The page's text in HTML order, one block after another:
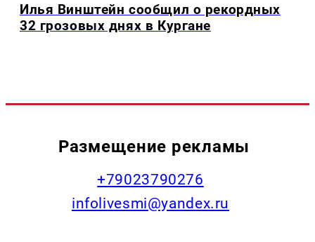
Илья Винштейн сообщил о рекордных
32 грозовых днях в Кургане
Размещение рекламы
+79023790276
infolivesmi@yandex.ru